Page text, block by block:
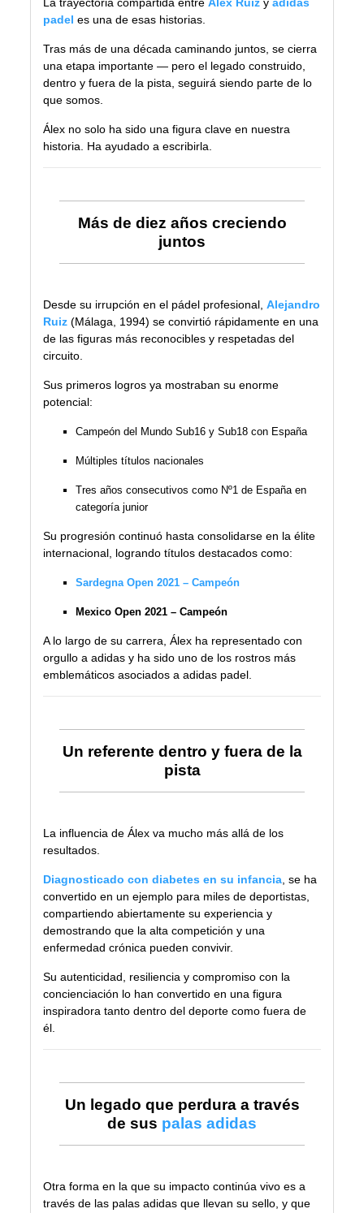
padel es una de esas historias.
Tras más de una década caminando juntos, se cierra
una etapa importante — pero el legado construido,
dentro y fuera de la pista, seguirá siendo parte de lo
que somos.
Álex no solo ha sido una figura clave en nuestra
historia. Ha ayudado a escribirla.
Más de diez años creciendo
juntos
Desde su irrupción en el pádel profesional,Alejandro
Ruiz (Málaga, 1994) se convirtió rápidamente en una
de las figuras más reconocibles y respetadas del
circuito.
Sus primeros logros ya mostraban su enorme
potencial:
Campeón del Mundo Sub16 y Sub18 con España
Múltiples títulos nacionales
Tres años consecutivos como Nº1 de España en
categoría junior
Su progresión continuó hasta consolidarse en la élite
internacional, logrando títulos destacados como:
Sardegna Open 2021 – Campeón
Mexico Open 2021 – Campeón
A lo largo de su carrera, Álex ha representado con
orgullo a adidas y ha sido uno de los rostros más
emblemáticos asociados a adidas padel.
Un referente dentro y fuera de la
pista
La influencia de Álex va mucho más allá de los
resultados.
Diagnosticado con diabetes en su infancia , se ha
convertido en un ejemplo para miles de deportistas,
compartiendo abiertamente su experiencia y
demostrando que la alta competición y una
enfermedad crónica pueden convivir.
Su autenticidad, resiliencia y compromiso con la
concienciación lo han convertido en una figura
inspiradora tanto dentro del deporte como fuera de
él.
Un legado que perdura a través
de sus palas adidas
Otra forma en la que su impacto continúa vivo es a
través de las palas adidas que llevan su sello, y que